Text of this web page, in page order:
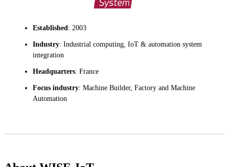
Established: 2003
Industry: Industrial computing, IoT & automation system
integration
Headquarters: France
Focus industry: Machine Builder, Factory and Machine
Automation